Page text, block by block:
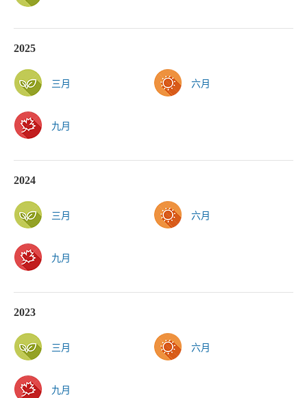
2025
三月 六月
九月
2024
三月 六月
九月
2023
三月 六月
九月